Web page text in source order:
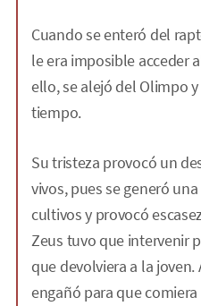
Cuando se enteró del
le era imposible acceder
ello, se alejó del Olimpo
tiempo.
Su tristeza provocó un
vivos, pues se generó
cultivos y provocó
Zeus tuvo que intervenir
que devolviera a la
engañó para que